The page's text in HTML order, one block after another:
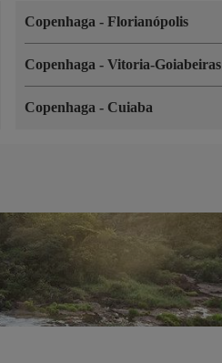
Copenhaga-Florianópolis
Copenhaga-Vitoria-Goiabeiras
Copenhaga- Cuiaba